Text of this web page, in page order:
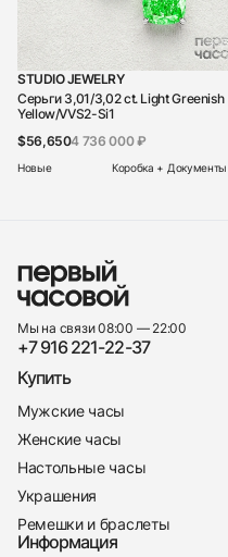
STUDIO JEWELRY
Серьги 3,01/3,02 ct. Light Greenish
Yellow/VVS2-Si1
$56,6504 736 000 ₽
Новые Коробка + Документы
Мы на связи 08:00 — 22:00
+7 916 221-22-37
Купить
Мужские часы
Женские часы
Настольные часы
Украшения
Ремешки и браслеты
Информация